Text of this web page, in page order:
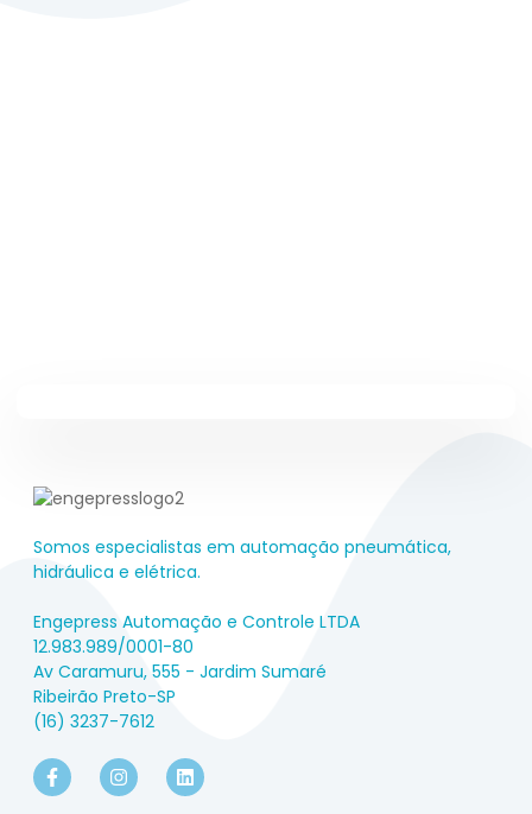
Somos especialistas em automação pneumática,
hidráulica e elétrica.
Engepress Automação e Controle LTDA
12.983.989/0001-80
Av Caramuru, 555 - Jardim Sumaré
Ribeirão Preto-SP
(16) 3237-7612